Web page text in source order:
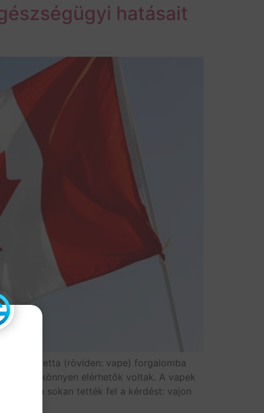
hatásait
e-cigaretta (röviden: vape) forgalomba
mégis könnyen elérhetők voltak. A vapek
óta sokan tették fel a kérdést: vajon